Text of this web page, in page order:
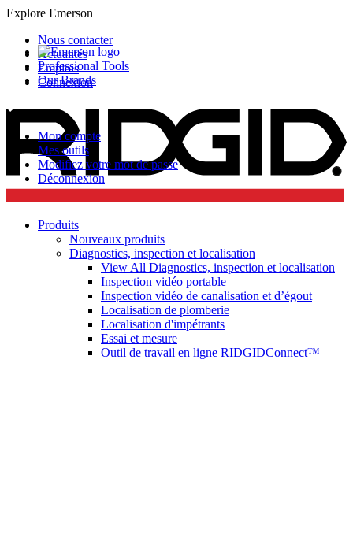
Explore Emerson
Professional Tools
Our Brands
Nous contacter
Actualités
Emplois
Connexion
Mon compte
Mes outils
Modifiez votre mot de passe
Déconnexion
Produits
Nouveaux produits
Diagnostics, inspection et localisation
View All Diagnostics, inspection et localisation
Inspection vidéo portable
Inspection vidéo de canalisation et d’égout
Localisation de plomberie
Localisation d'impétrants
Essai et mesure
Outil de travail en ligne RIDGIDConnect™